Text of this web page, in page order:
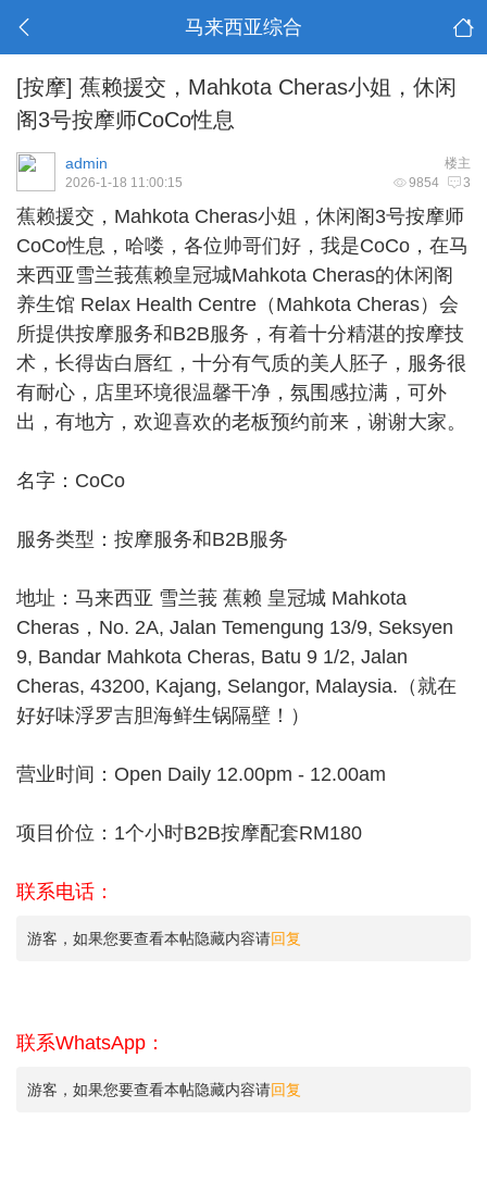
马来西亚综合
[按摩] 蕉赖援交，Mahkota Cheras小姐，休闲
阁3号按摩师CoCo性息
楼主
admin
9854 3
2026-1-18 11:00:15
蕉赖援交 ，Mahkota Cheras小姐，休闲阁3号按摩师
CoCo性息，哈喽，各位帅哥们好，我是CoCo，在马
来西亚雪兰莪蕉赖皇冠城Mahkota Cheras的休闲阁
养生馆 Relax Health Centre（Mahkota Cheras）会
所提供按摩服务和B2B服务，有着十分精湛的按摩技
术，长得齿白唇红，十分有气质的美人胚子，服务很
有耐心，店里环境很温馨干净，氛围感拉满，可外
出，有地方，欢迎喜欢的老板预约前来，谢谢大家。
名字：CoCo
服务类型：按摩服务和B2B服务
地址：马来西亚 雪兰莪 蕉赖 皇冠城 Mahkota
Cheras，No. 2A, Jalan Temengung 13/9, Seksyen
9, Bandar Mahkota Cheras, Batu 9 1/2, Jalan
Cheras, 43200, Kajang, Selangor, Malaysia.（就在
好好味浮罗吉胆海鲜生锅隔壁！）
营业时间：Open Daily 12.00pm - 12.00am
项目价位：1个小时B2B按摩配套RM180
联系电话：
游客，如果您要查看本帖隐藏内容请回复
联系WhatsApp：
游客，如果您要查看本帖隐藏内容请回复